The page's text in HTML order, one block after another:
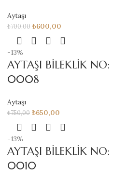
Aytaşı
₺700,00 ₺600,00
-13%
AYTAŞI BİLEKLİK NO:
0008
Aytaşı
₺750,00 ₺650,00
-13%
AYTAŞI BİLEKLİK NO:
0010